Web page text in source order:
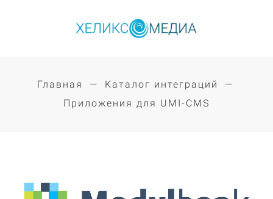
Главная
Каталог интеграций
Приложения для UMI-CMS